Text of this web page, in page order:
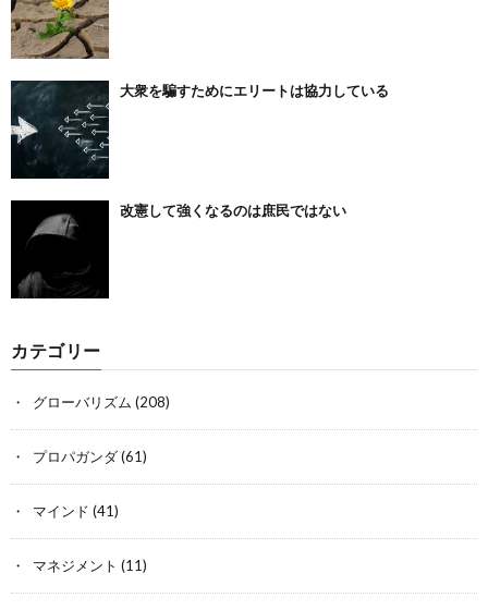
大衆を騙すためにエリートは協力している
改憲して強くなるのは庶民ではない
カテゴリー
グローバリズム (208)
プロパガンダ(61)
マインド (41)
マネジメント (11)